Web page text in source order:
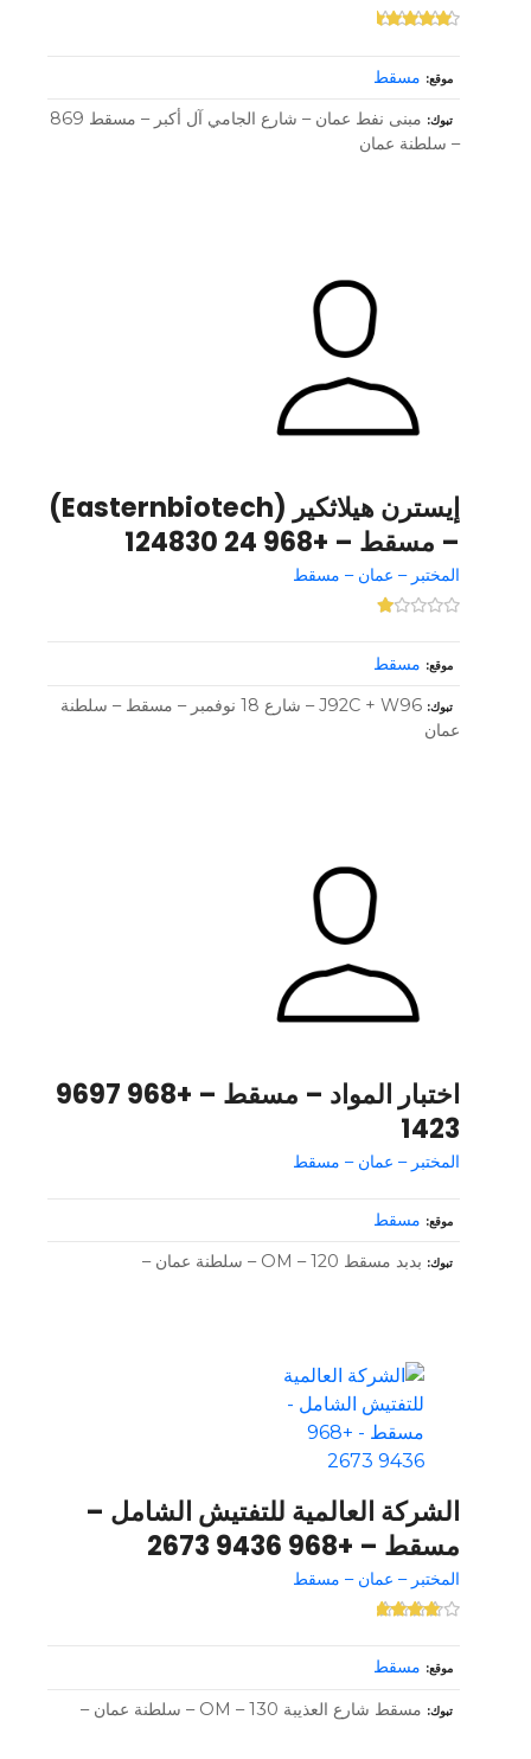
موقع مسقط
تبوك
مبنى نفط عمان – شارع الجامي آل أكبر – مسقط 869
– سلطنة عمان
إيسترن هيلاثكير (Easternbiotech)
– مسقط – +968 24 124830
المختبر – عمان – مسقط
موقع مسقط
تبوك
J92C + W96 – شارع 18 نوفمبر – مسقط – سلطنة
عمان
اختبار المواد – مسقط – +968 9697
1423
المختبر – عمان – مسقط
موقع مسقط
تبوك بدبد مسقط OM – 120 – سلطنة عمان –
الشركة العالمية للتفتيش الشامل –
مسقط – +968 9436 2673
المختبر – عمان – مسقط
موقع مسقط
تبوك مسقط شارع العذيبة OM – 130 – سلطنة عمان –